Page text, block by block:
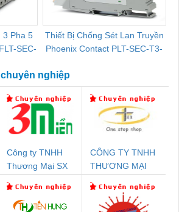
3 Pha 5
SEC-
Thiết Bị Chống Sét Lan Truyền
Phoenix Contact PLT-SEC-T3-
nghiệp
Công ty TNHH
Thương Mại SX
CÔNG TY TNHH
THƯƠNG MẠI
NAM